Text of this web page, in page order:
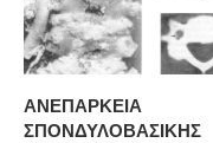
ΑΝΕΠΑΡΚΕΙΑ
ΣΠΟΝΔΥΛΟΒΑΣΙΚΗΣ